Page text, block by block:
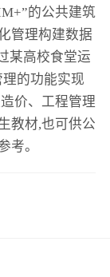
的公共建筑
管理构建数据
某高校食堂运
的功能实现
价、工程管理
教材,也可供公
考。